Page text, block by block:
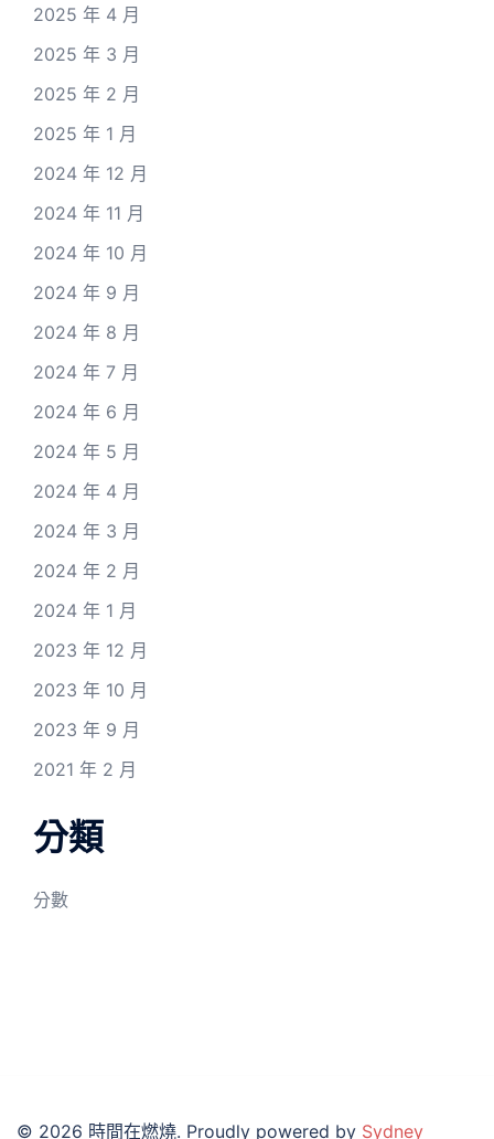
2025 年 4 月
2025 年 3 月
2025 年 2 月
2025 年 1 月
2024 年 12 月
2024 年 11 月
2024 年 10 月
2024 年 9 月
2024 年 8 月
2024 年 7 月
2024 年 6 月
2024 年 5 月
2024 年 4 月
2024 年 3 月
2024 年 2 月
2024 年 1 月
2023 年 12 月
2023 年 10 月
2023 年 9 月
2021 年 2 月
分類
分數
© 2026 時間在燃燒. Proudly powered by Sydney